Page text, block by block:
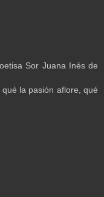
Sor Juana Inés de
la pasión aflore, qué